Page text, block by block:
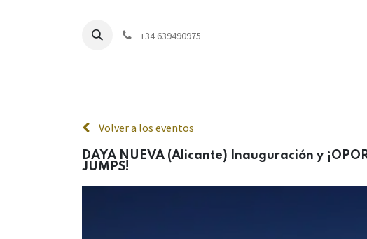
+34 639490975
Volver a los eventos
DAYA NUEVA (Alicante) Inauguración y
JUMPS!